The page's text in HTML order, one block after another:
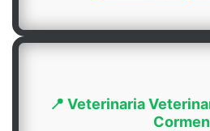
📍 Veterinaria
Cormen